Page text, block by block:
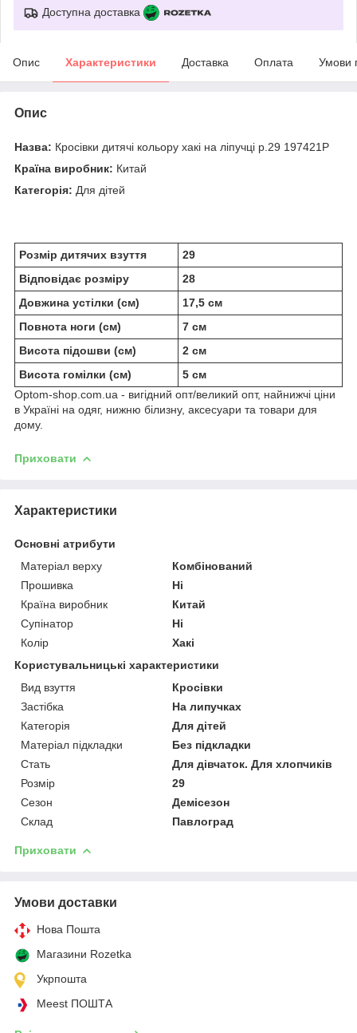
Доступна доставка
Опис Характеристики Доставка Оплата Умови
Опис
Назва: Кросівки дитячі кольору хакі на ліпучці р.29 197421P
Країна виробник: Китай
Категорія: Для дітей
Розмір дитячих взуття
29
Відповідає розміру
28
Довжина устілки (см)
17,5 см
Повнота ноги (см)
7 см
Висота підошви (см)
2 см
Висота гомілки (см)
5 см
Optom-shop.com.ua - вигідний опт/великий опт, найнижчі ціни
в Україні на одяг, нижню білизну, аксесуари та товари для
дому.
Приховати
Характеристики
Основні атрибути
Матеріал верху
Комбінований
Прошивка
Ні
Країна виробник
Китай
Супінатор
Ні
Колір
Хакі
Користувальницькі характеристики
Вид взуття
Кросівки
Застібка
На липучках
Категорія
Для дітей
Матеріал підкладки
Без підкладки
Стать
Для дівчаток. Для хлопчиків
Розмір
29
Сезон
Демісезон
Склад
Павлоград
Приховати
Умови доставки
Нова Пошта
Магазини Rozetka
Укрпошта
Meest ПОШТА